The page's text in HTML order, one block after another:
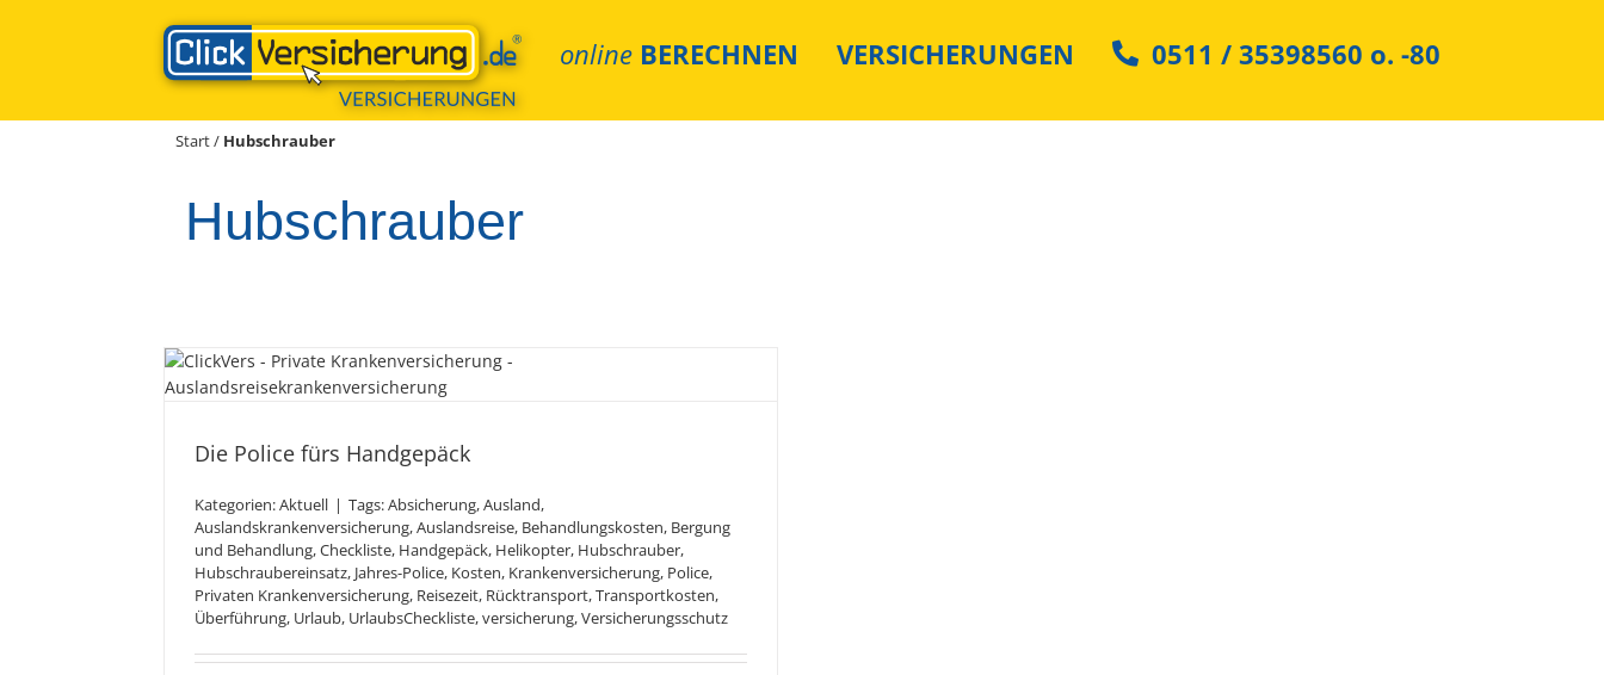
online BERECHNEN VERSICHERUNGEN 0511 / 35398560 o. -80
Start/ Hubschrauber
Hubschrauber
Die Police fürs Handgepäck
Kategorien:Aktuell | Tags:Absicherung,Ausland,
Auslandskrankenversicherung,Auslandsreise, Behandlungskosten, Bergung
und Behandlung,Checkliste, Handgepäck, Helikopter, Hubschrauber,
Hubschraubereinsatz, Jahres-Police, Kosten, Krankenversicherung, Police,
Privaten Krankenversicherung, Reisezeit, Rücktransport,Transportkosten,
Überführung, Urlaub, UrlaubsCheckliste,versicherung,Versicherungsschutz